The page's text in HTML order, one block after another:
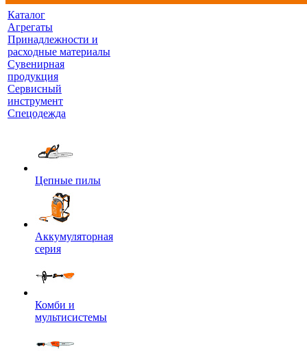
Каталог
Агрегаты
Принадлежности и
расходные материалы
Сувенирная
продукция
Сервисный
инструмент
Спецодежда
Цепные пилы
Аккумуляторная
серия
Комби и
мультисистемы